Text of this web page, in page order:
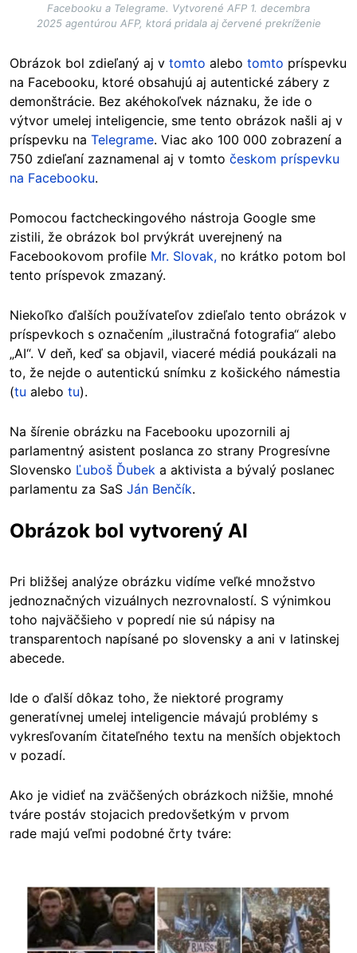
Facebooku a Telegrame. Vytvorené AFP 1. decembra
2025 agentúrou AFP, ktorá pridala aj červené prekríženie
Obrázok bol zdieľaný aj v tomto alebo tomto príspevku
na Facebooku, ktoré obsahujú aj autentické zábery z
demonštrácie. Bez akéhokoľvek náznaku, že ide o
výtvor umelej inteligencie, sme tento obrázok našli aj v
príspevku na Telegrame. Viac ako 100 000 zobrazení a
750 zdieľaní zaznamenal aj v tomto českom príspevku
na Facebooku.
Pomocou factcheckingového nástroja Google sme
zistili, že obrázok bol prvýkrát uverejnený na
Facebookovom profile Mr. Slovak, no krátko potom bol
tento príspevok zmazaný.
Niekoľko ďalších používateľov zdieľalo tento obrázok v
príspevkoch s označením „ilustračná fotografia“ alebo
„AI“. V deň, keď sa objavil, viaceré médiá poukázali na
to, že nejde o autentickú snímku z košického námestia
(tu alebo tu).
Na šírenie obrázku na Facebooku upozornili aj
parlamentný asistent poslanca zo strany Progresívne
Slovensko Ľuboš Ďubek a aktivista a bývalý poslanec
parlamentu za SaS Ján Benčík.
Obrázok bol vytvorený AI
Pri bližšej analýze obrázku vidíme veľké množstvo
jednoznačných vizuálnych nezrovnalostí. S výnimkou
toho najväčšieho v popredí nie sú nápisy na
transparentoch napísané po slovensky a ani v latinskej
abecede.
Ide o ďalší dôkaz toho, že niektoré programy
generatívnej umelej inteligencie mávajú problémy s
vykresľovaním čitateľného textu na menších objektoch
v pozadí.
Ako je vidieť na zväčšených obrázkoch nižšie, mnohé
tváre postáv stojacich predovšetkým v prvom
rade majú veľmi podobné črty tváre:
Image